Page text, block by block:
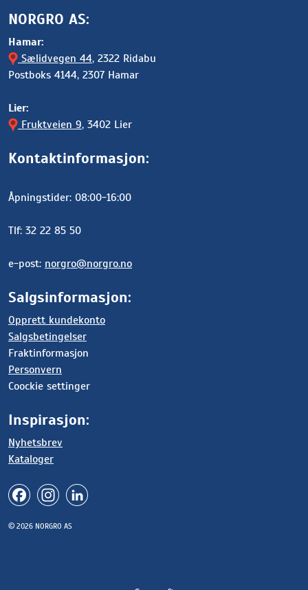
NORGRO AS:
Hamar:
Sælidvegen 44, 2322 Ridabu
Postboks 4144, 2307 Hamar
Lier:
Fruktveien 9, 3402 Lier
Kontaktinformasjon:
Åpningstider: 08:00-16:00
Tlf: 32 22 85 50
e-post: norgro@norgro.no
Salgsinformasjon:
Opprett kundekonto
Salgsbetingelser
Fraktinformasjon
Personvern
Coockie settinger
Inspirasjon:
Nyhetsbrev
Kataloger
© 2026 NORGRO AS